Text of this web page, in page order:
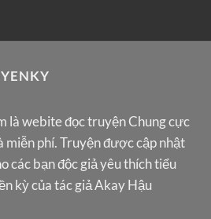
là webite đọc truyện Chung cực
phí. Truyện được cập nhật
các bạn độc giả yêu thích tiểu
kỳ của tác giả Akay Hậu